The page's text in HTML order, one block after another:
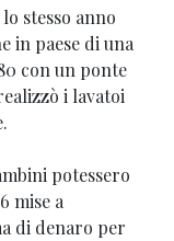
stesso anno
in paese di una
con un ponte
i lavatoi
potessero
mise a
di denaro per